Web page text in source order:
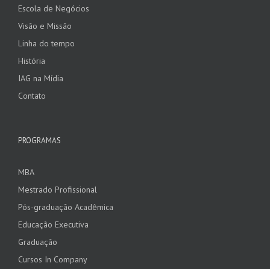
Escola de Negócios
Visão e Missão
Linha do tempo
História
IAG na Mídia
Contato
PROGRAMAS
MBA
Mestrado Profissional
Pós-graduação Acadêmica
Educação Executiva
Graduação
Cursos In Company